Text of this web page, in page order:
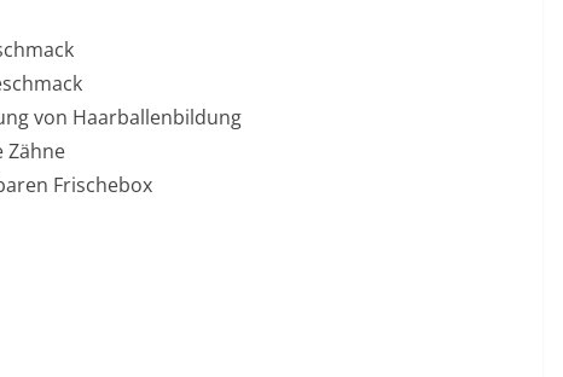
von Haarballenbildung
Zähne
Frischebox